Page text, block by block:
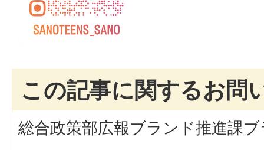
この記事に関するお問
総合政策部広報ブランド推進課